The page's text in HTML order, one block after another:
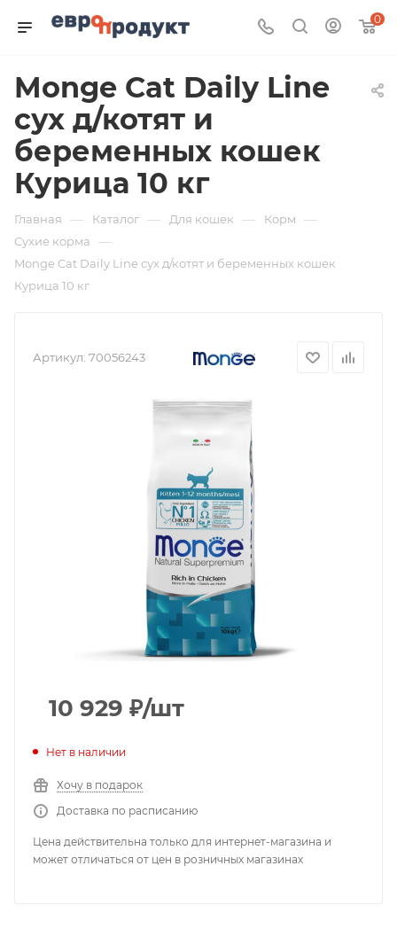
0
Monge Cat Daily Line
сух д/котят и
беременных кошек
Курица 10 кг
Главная — Каталог — Для кошек — Корм —
Сухие корма —
Monge Cat Daily Line сух д/котят и беременных кошек
Курица 10 кг
Артикул: 70056243
10 929 ₽/шт
Нет в наличии
Хочу в подарок
Доставка по расписанию
Цена действительна только для интернет-магазина и
может отличаться от цен в розничных магазинах